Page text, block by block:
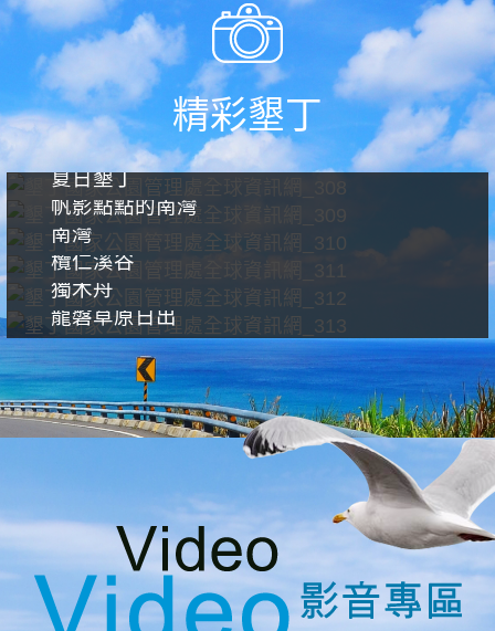
精彩墾丁
夏日墾丁
帆影點點的南灣
南灣
欖仁溪谷
獨木舟
龍磐草原日出